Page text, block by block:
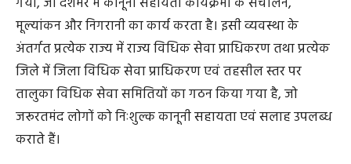
उन्होंने बताया कि वर्ष 1987 में विधिक सेवा प्राधिकरण अधिनियम
के तहत राष्ट्रीय विधिक सेवा प्राधिकरण (नालसा) का गठन किया
गया, जो देशभर में कानूनी सहायता कार्यक्रमों के संचालन,
मूल्यांकन और निगरानी का कार्य करता है। इसी व्यवस्था के
अंतर्गत प्रत्येक राज्य में राज्य विधिक सेवा प्राधिकरण तथा प्रत्येक
जिले में जिला विधिक सेवा प्राधिकरण एवं तहसील स्तर पर
तालुका विधिक सेवा समितियों का गठन किया गया है, जो